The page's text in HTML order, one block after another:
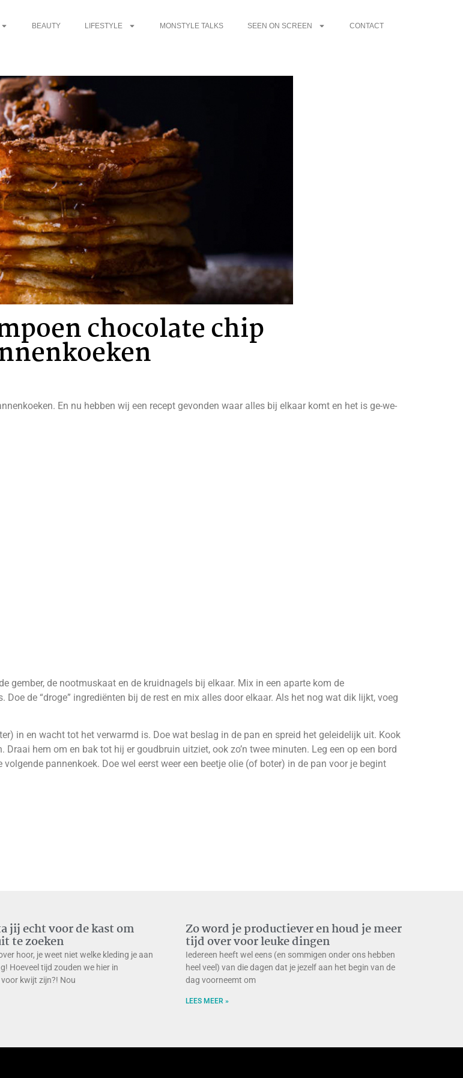
BEAUTY LIFESTYLE MONSTYLE TALKS SEEN ON SCREEN CONTACT
chocolate chip
En nu hebben wij een recept gevonden waar alles bij elkaar komt en het is ge-we-
gember, de nootmuskaat en de kruidnagels bij elkaar. Mix in een aparte kom de
de “droge” ingrediënten bij de rest en mix alles door elkaar. Als het nog wat dik lijkt, voeg
in en wacht tot het verwarmd is. Doe wat beslag in de pan en spreid het geleidelijk uit. Kook
hem om en bak tot hij er goudbruin uitziet, ook zo’n twee minuten. Leg een op een bord
pannenkoek. Doe wel eerst weer een beetje olie (of boter) in de pan voor je begint
jij echt voor de kast om
te zoeken
hoor, je weet niet welke kleding je aan
Hoeveel tijd zouden we hier in
kwijt zijn?! Nou
Zo word je productiever en houd je meer
tijd over voor leuke dingen
Iedereen heeft wel eens (en sommigen onder ons hebben
heel veel) van die dagen dat je jezelf aan het begin van de
dag voorneemt om
LEES MEER »